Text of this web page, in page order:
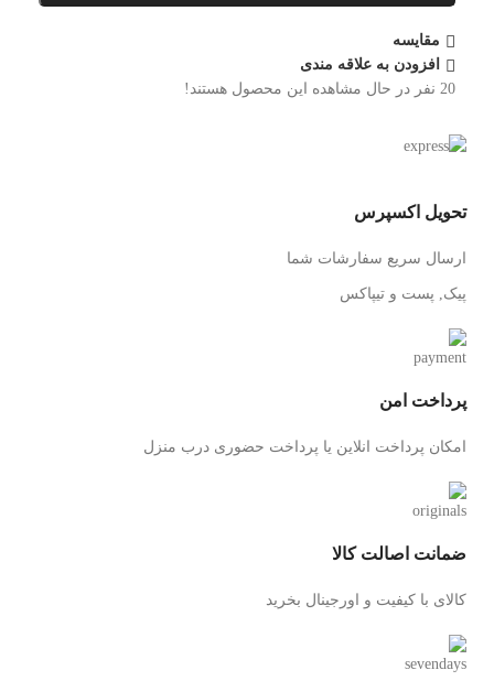
مقایسه
افزودن به علاقه مندی
20 نفر در حال مشاهده این محصول هستند!
تحویل اکسپرس
ارسال سریع سفارشات شما
پیک, پست و تیپاکس
پرداخت امن
امکان پرداخت انلاین یا پرداخت حضوری درب منزل
ضمانت اصالت کالا
کالای با کیفیت و اورجینال بخرید